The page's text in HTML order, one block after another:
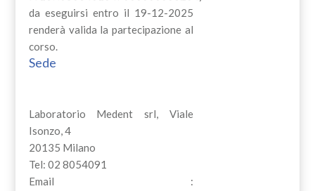
da eseguirsi entro il 19-12-2025
renderà valida la partecipazione al
corso.
Sede
Laboratorio Medent srl, Viale
Isonzo, 4
20135 Milano
Tel: 02 8054091
Email :